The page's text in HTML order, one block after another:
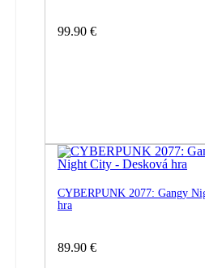
99.90 €
CYBERPUNK 2077: Gangy
hra
89.90 €